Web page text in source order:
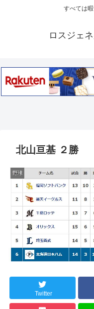
すべては
ロスジェ
北山亘基 ２勝
野球
Twitter